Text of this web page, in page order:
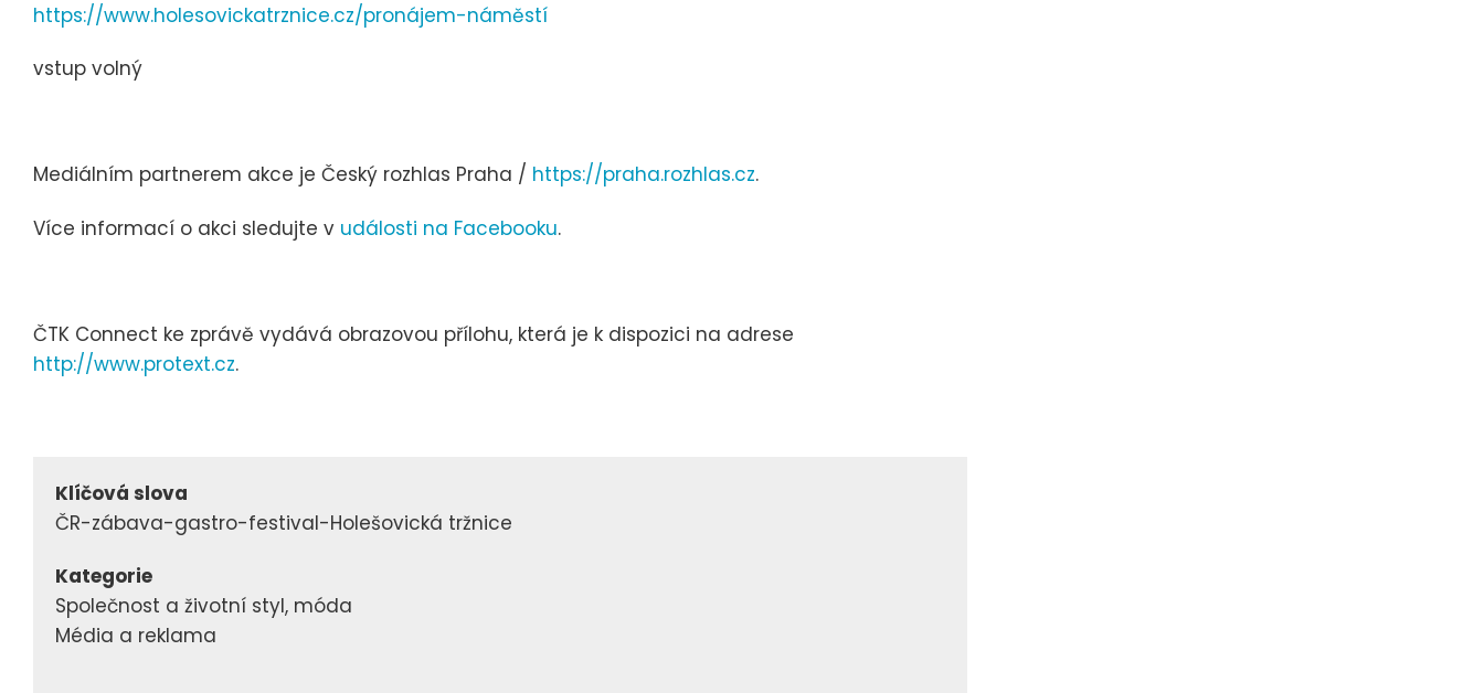
https://www.holesovickatrznice.cz/pronájem-náměstí
vstup volný
Mediálním partnerem akce je Český rozhlas Praha / https://praha.rozhlas.cz.
Více informací o akci sledujte v události na Facebooku.
ČTK Connect ke zprávě vydává obrazovou přílohu, která je k dispozici na adrese
http://www.protext.cz.
Klíčová slova
ČR-zábava-gastro-festival-Holešovická tržnice
Kategorie
Společnost a životní styl, móda
Média a reklama